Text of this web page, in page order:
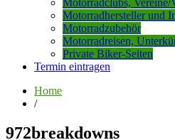
Motorradhersteller und
Motorradzubehör
Motorradreisen,
Private Biker-Seiten
Termin eintragen
Home
/
972breakdowns